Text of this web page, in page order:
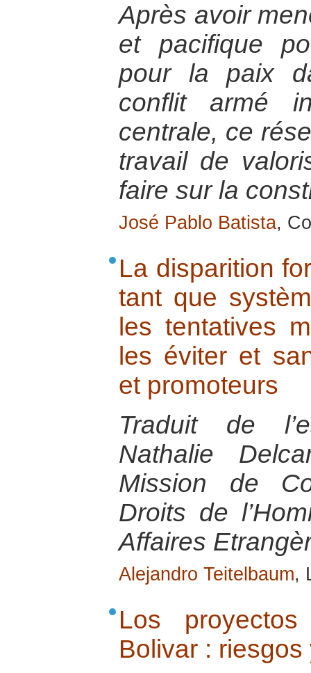
Après avoir
et pacifique
pour la paix
conflit armé
centrale, ce
travail de
faire sur la
José Pablo Batista,
La disparition
tant que
les tentatives
les éviter et
et promoteurs
Traduit de
Nathalie
Mission de
Droits de
Affaires
Alejandro Teitelbaum,
Los
Bolivar :